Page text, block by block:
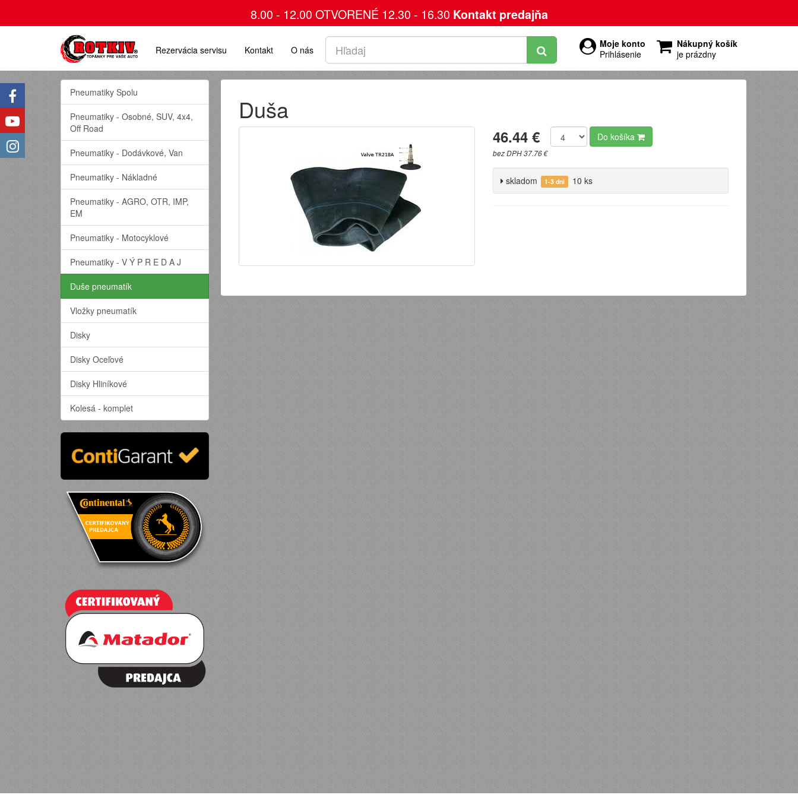
8.00 - 12.00 OTVORENÉ 12.30 - 16.30 Kontakt predajňa
Moje konto
Prihlásenie
Nákupný košík
je prázdny
Rezervácia servisu Kontakt O nás
Duša
46.44 €
bez DPH 37.76 €
Do košíka
skladom 1-3 dni 10 ks
Pneumatiky Spolu
Pneumatiky - Osobné, SUV, 4x4,
Off Road
Pneumatiky - Dodávkové, Van
Pneumatiky - Nákladné
Pneumatiky - AGRO, OTR, IMP,
EM
Pneumatiky - Motocyklové
Pneumatiky - V Ý P R E D A J
Duše pneumatík
Vložky pneumatík
Disky
Disky Oceľové
Disky Hliníkové
Kolesá - komplet